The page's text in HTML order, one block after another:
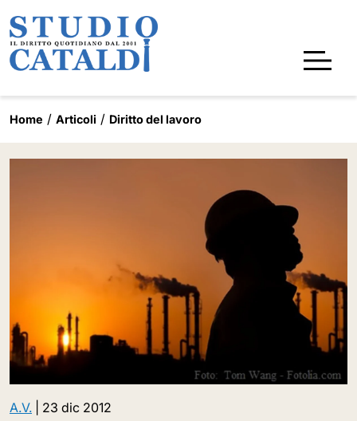
Home Articoli Diritto del lavoro
A.V. 23 dic 2012